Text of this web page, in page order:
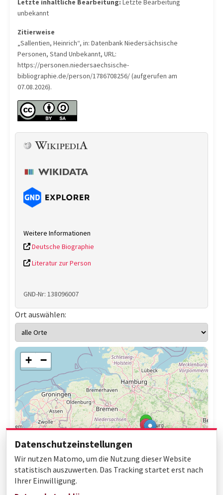
Letzte inhaltliche Bearbeitung: Letzte Bearbeitung
unbekannt
Zitierweise
„Sallentien, Heinrich“, in: Datenbank Niedersächsische
Personen, Stand Unbekannt, URL:
https://personen.niedersaechsische-
bibliographie.de/person/1786708256/ (aufgerufen am
07.08.2026).
Weitere Informationen
Deutsche Biographie
Literatur zur Person
GND-Nr: 138096007
Ort auswählen:
+ −
Datenschutzeinstellungen
Wir nutzen Matomo, um die Nutzung dieser Website
statistisch auszuwerten. Das Tracking startet erst nach
Ihrer Einwilligung.